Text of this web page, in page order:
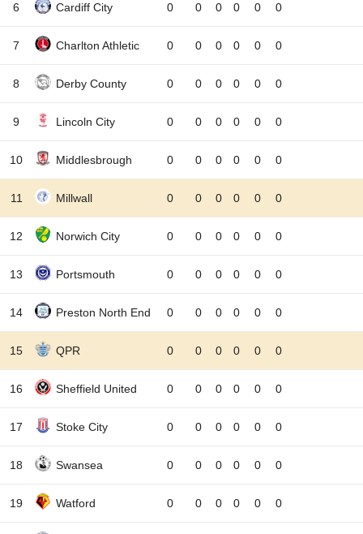
6 Cardiff City 0 0 0 0 0 0
7 Charlton Athletic 0 0 0 0 0 0
8 Derby County 0 0 0 0 0 0
9 Lincoln City 0 0 0 0 0 0
10 Middlesbrough 0 0 0 0 0 0
11 Millwall 0 0 0 0 0 0
12 Norwich City 0 0 0 0 0 0
13 Portsmouth 0 0 0 0 0 0
14 Preston North End 0 0 0 0 0 0
15 QPR 0 0 0 0 0 0
16 Sheffield United 0 0 0 0 0 0
17 Stoke City 0 0 0 0 0 0
18 Swansea 0 0 0 0 0 0
19 Watford 0 0 0 0 0 0